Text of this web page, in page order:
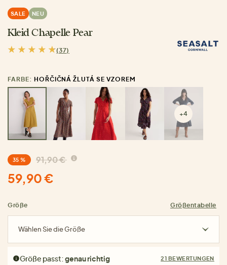
SALE NEU
Kleid Chapelle Pear
(37)
FARBE: HOŘČIČNÁ ŽLUTÁ SE VZOREM
+4
35 % 91,90 €
59,90 €
Größe Größentabelle
Wählen Sie die Größe
Größe passt:genau richtig 21 BEWERTUNGEN